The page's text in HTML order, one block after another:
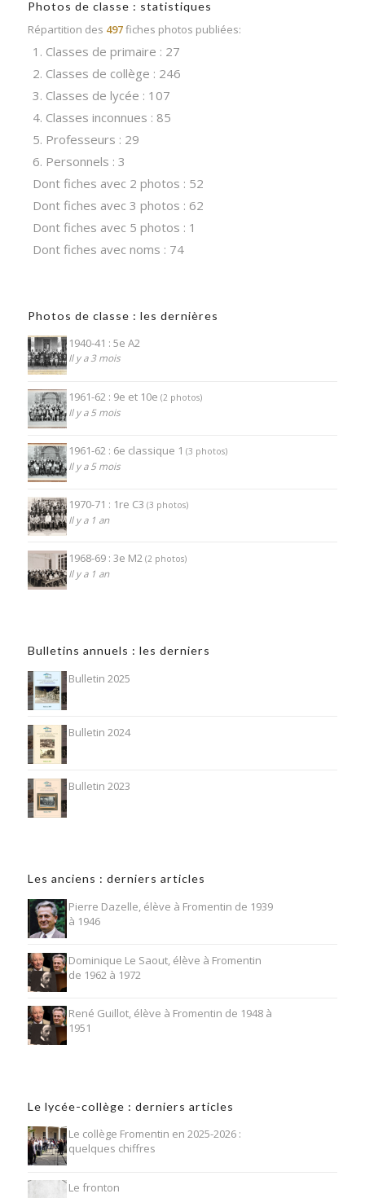
Photos de classe : statistiques
Répartition des 497fiches photos publiées:
1. Classes de primaire : 27
2. Classes de collège : 246
3. Classes de lycée : 107
4. Classes inconnues : 85
5. Professeurs : 29
6. Personnels : 3
Dont fiches avec 2 photos : 52
Dont fiches avec 3 photos : 62
Dont fiches avec 5 photos : 1
Dont fiches avec noms : 74
Photos de classe : les dernières
1940-41 : 5e A2
Il y a 3 mois
1961-62 : 9e et 10e (2 photos)
Il y a 5 mois
1961-62 : 6e classique 1 (3 photos)
Il y a 5 mois
1970-71 : 1re C3 (3 photos)
Il y a 1 an
1968-69 : 3e M2 (2 photos)
Il y a 1 an
Bulletins annuels : les derniers
Bulletin 2025
Bulletin 2024
Bulletin 2023
Les anciens : derniers articles
Pierre Dazelle, élève à Fromentin de 1939
à 1946
Dominique Le Saout, élève à Fromentin
de 1962 à 1972
René Guillot, élève à Fromentin de 1948 à
1951
Le lycée-collège : derniers articles
Le collège Fromentin en 2025-2026 :
quelques chiffres
Le fronton